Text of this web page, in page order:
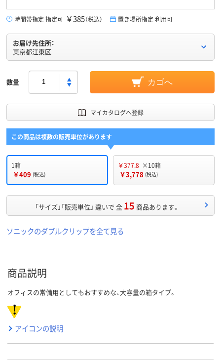
時間帯指定 指定可 ￥385（税込） 置き場所指定 利用可
お届け先住所：
東京都江東区
数量 カゴへ
マイカタログへ登録
この商品は複数の販売単位があります
1箱
￥409 (税込)
￥377.8 ×10箱
￥3,778 (税込)
「サイズ」「販売単位」 違いで 全 15 商品あります。
ソニックのダブルクリップを全て見る
商品説明
オフィスの常備用としてもおすすめな、大容量の箱タイプ。
アイコンの説明